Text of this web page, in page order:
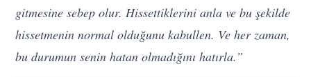
gitmesine sebep olur. Hissettiklerini anla ve bu şekilde
hissetmenin normal olduğunu kabullen. Ve her zaman,
bu durumun senin hatan olmadığını hatırla.”